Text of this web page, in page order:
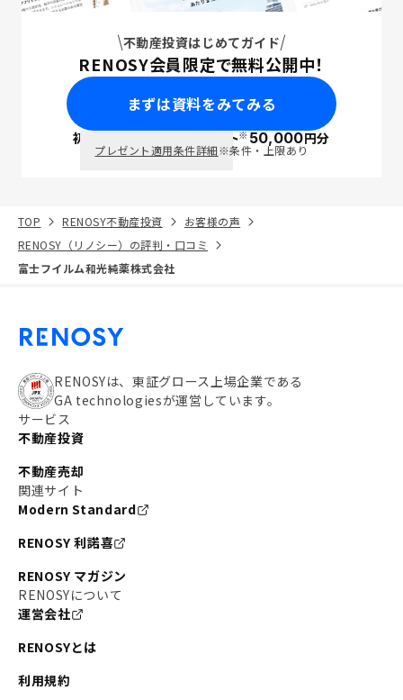
不動産投資はじめてガイド
RENOSY会員限定で無料公開中！
まずは資料をみてみる
初回面談で ポイント※50,000円分
プレゼント適用条件詳細※条件・上限あり
TOP RENOSY不動産投資
お客様の声
RENOSY（リノシー）の評判・口コミ
富士フイルム和光純薬株式会社
RENOSYは、東証グロース上場企業である
GA technologiesが運営しています。
サービス
不動産投資
不動産売却
関連サイト
Modern Standard
RENOSY 利諾喜
RENOSY マガジン
RENOSYについて
運営会社
RENOSYとは
利用規約